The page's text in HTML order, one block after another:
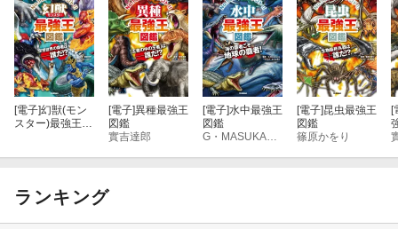
[電子]幻獣(モン
スター)最強王図
[電子]異種最強王
図鑑
實吉達郎
[電子]水中最強王
図鑑
G・MASUKAWA
[電子]昆虫最強王
図鑑
篠原かをり
[
ランキング